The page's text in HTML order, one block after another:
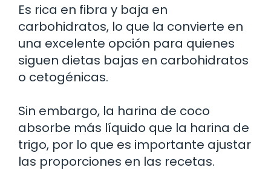
Es rica en fibra y baja en
carbohidratos, lo que la convierte en
una excelente opción para quienes
siguen dietas bajas en carbohidratos
o cetogénicas.
Sin embargo, la harina de coco
absorbe más líquido que la harina de
trigo, por lo que es importante ajustar
las proporciones en las recetas.